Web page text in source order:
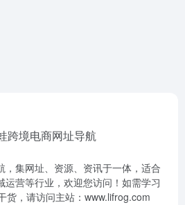
，集网址、资源、资讯于一体，适合
运营等行业，欢迎您访问！如需学习
货，请访问主站：www.lifrog.com